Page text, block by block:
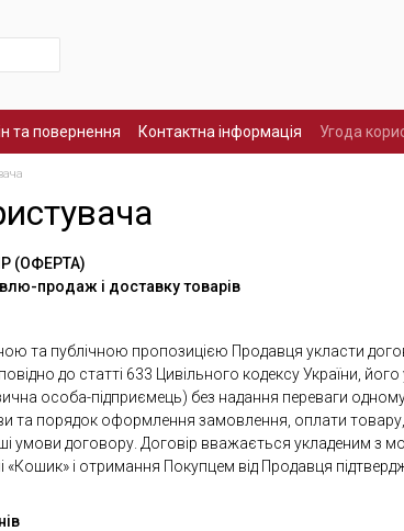
та повернення Контактна інформація Угода
(ОФЕРТА)
продаж і доставку товарів
та публічною пропозицією Продавця укласти
до статті 633 Цивільного кодексу України,
особа-підприємець) без надання переваги
та порядок оформлення замовлення, оплати
умови договору. Договір вважається укладеним з
«Кошик» і отримання Покупцем від Продавця